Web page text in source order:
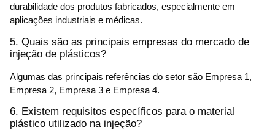
durabilidade dos produtos fabricados, especialmente em
aplicações industriais e médicas.
5. Quais são as principais empresas do mercado de
injeção de plásticos?
Algumas das principais referências do setor são Empresa 1,
Empresa 2, Empresa 3 e Empresa 4.
6. Existem requisitos específicos para o material
plástico utilizado na injeção?